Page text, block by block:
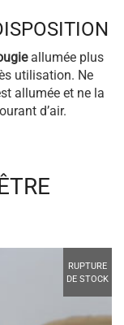
allumée plus
utilisation. Ne
allumée et ne la
d’air.
RUPTURE
DE STOCK